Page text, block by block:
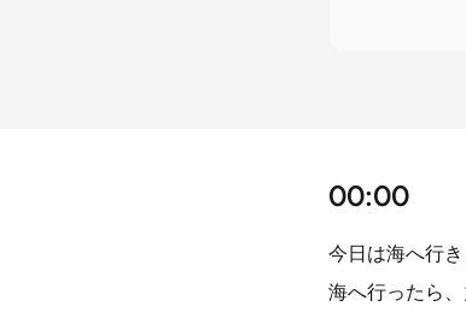
00:00
今日は海へ行き
海へ行ったら